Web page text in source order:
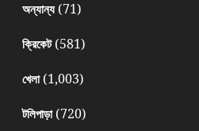
অন্যান্য(71)
ক্রিকেট(581)
খেলা(1,003)
টলিপাড়া(720)